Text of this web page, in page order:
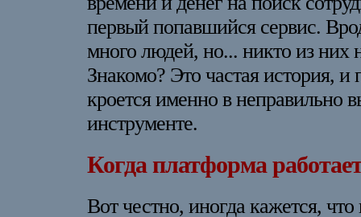
первый попавшийся сервис.
много людей, но... никто из них
Знакомо? Это частая история, и
кроется именно в неправильно
инструменте.
Когда платформа
Вот честно, иногда кажется,